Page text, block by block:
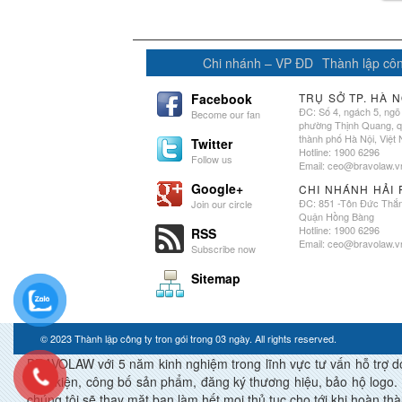
Chi nhánh – VP ĐD Thành lập
Facebook
Become our fan
Twitter
Follow us
Google+
Join our circle
RSS
Subscribe now
Sitemap
TRỤ SỞ TP. HÀ
ĐC: Số 4, ngách 5,
phường Thịnh Quang,
thành phố Hà Nội, Việt
Hotline: 1900 6296
Email:
CHI NHÁNH HẢI
ĐC: 851 -Tôn Đức
Quận Hồng Bàng
Hotline: 1900 6296
Email:
© 2023Thành lập công ty tron gói trong 03 ngày. All rights reserved.
BRAVOLAW với 5 năm kinh nghiệm trong lĩnh vực tư vấn hỗ
điều kiện, công bố sản phẩm, đăng ký thương hiệu, bảo hộ